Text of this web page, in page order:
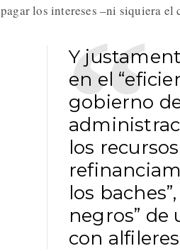
pagar los intereses –ni siquiera el
Y
en el
gobierno
los
los
negros” de
con